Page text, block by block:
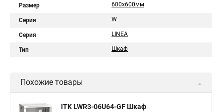
Размер 600x600мм
Серия W
Серия LINEA
Тип Шкаф
Похожие товары
ITK LWR3-06U64-GF Шкаф